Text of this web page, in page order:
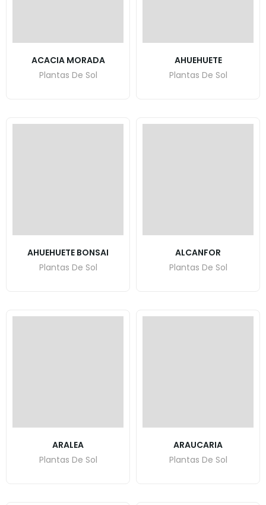
ACACIA MORADA
Plantas De Sol
AHUEHUETE
Plantas De Sol
AHUEHUETE BONSAI
Plantas De Sol
ALCANFOR
Plantas De Sol
ARALEA
Plantas De Sol
ARAUCARIA
Plantas De Sol